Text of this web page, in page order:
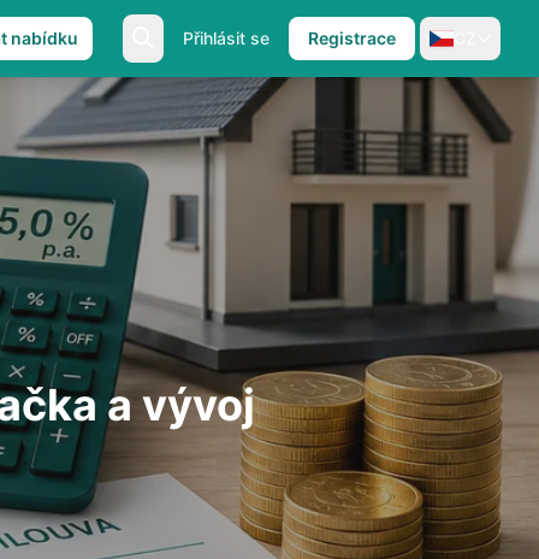
nabídku Přihlásit se Registrace
a vývoj